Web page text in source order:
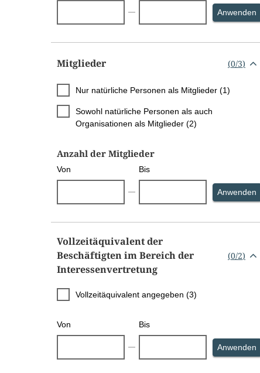
Anwenden
Mitglieder (0/3)
Nur natürliche Personen als Mitglieder (1)
Sowohl natürliche Personen als auch
Organisationen als Mitglieder (2)
Anzahl der Mitglieder
Von Bis
Anwenden
Vollzeitäquivalent der
Beschäftigten im Bereich der
Interessenvertretung
(0/2)
Vollzeitäquivalent angegeben (3)
Von Bis
Anwenden